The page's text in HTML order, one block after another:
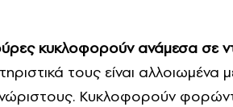
κυκλοφορούν ανάμεσα σε
τους είναι αλλοιωμένα
Κυκλοφορούν